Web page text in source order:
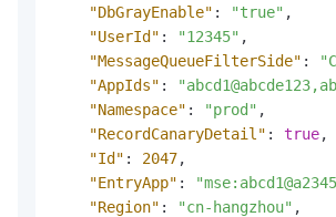
"DbGrayEnable" : "true" ,
"UserId" : "12345" ,
"MessageQueueFilterSide" :
"AppIds" :
"Namespace" : "prod" ,
"RecordCanaryDetail" : true,
"Id" : 2047,
"EntryApp" :
"Region" : "cn-hangzhou" ,